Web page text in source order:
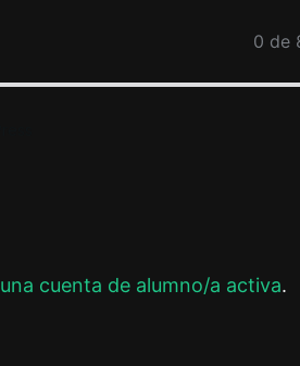
0 de
una cuenta de alumno/a activa.